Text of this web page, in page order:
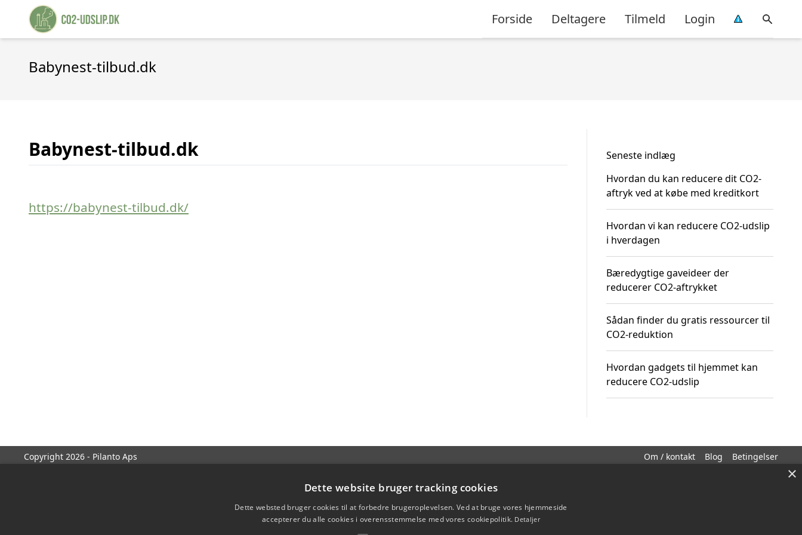
Forside Deltagere Tilmeld Login
Babynest-tilbud.dk
Babynest-tilbud.dk
https://babynest-tilbud.dk/
Seneste indlæg
Hvordan du kan reducere dit CO2-
aftryk ved at købe med kreditkort
Hvordan vi kan reducere CO2-udslip
i hverdagen
Bæredygtige gaveideer der
reducerer CO2-aftrykket
Sådan finder du gratis ressourcer til
CO2-reduktion
Hvordan gadgets til hjemmet kan
reducere CO2-udslip
Copyright 2026 - Pilanto Aps Om / kontakt Blog Betingelser
×
Dette website bruger tracking cookies
Dette websted bruger cookies til at forbedre brugeroplevelsen. Ved at bruge vores hjemmeside
accepterer du alle cookies i overensstemmelse med vores cookiepolitik. Detaljer